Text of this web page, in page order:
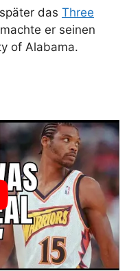
das Three
er seinen
of Alabama.